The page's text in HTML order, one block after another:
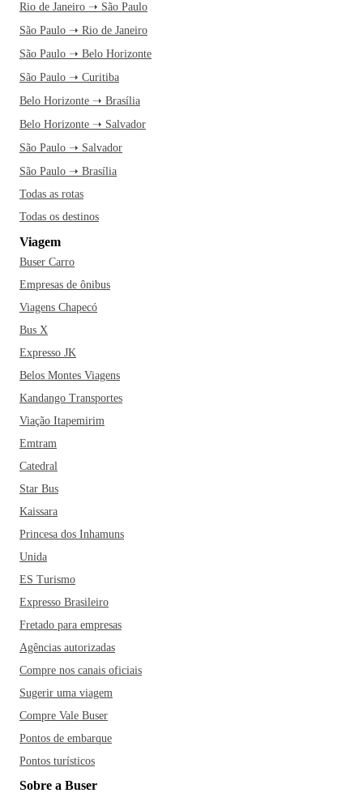
Rio de Janeiro ➝ São Paulo
São Paulo ➝ Rio de Janeiro
São Paulo ➝ Belo Horizonte
São Paulo ➝ Curitiba
Belo Horizonte ➝ Brasília
Belo Horizonte ➝ Salvador
São Paulo ➝ Salvador
São Paulo ➝ Brasília
Todas as rotas
Todas os destinos
Viagem
Buser Carro
Empresas de ônibus
Viagens Chapecó
Bus X
Expresso JK
Belos Montes Viagens
Kandango Transportes
Viação Itapemirim
Emtram
Catedral
Star Bus
Kaissara
Princesa dos Inhamuns
Unida
ES Turismo
Expresso Brasileiro
Fretado para empresas
Agências autorizadas
Compre nos canais oficiais
Sugerir uma viagem
Compre Vale Buser
Pontos de embarque
Pontos turísticos
Sobre a Buser